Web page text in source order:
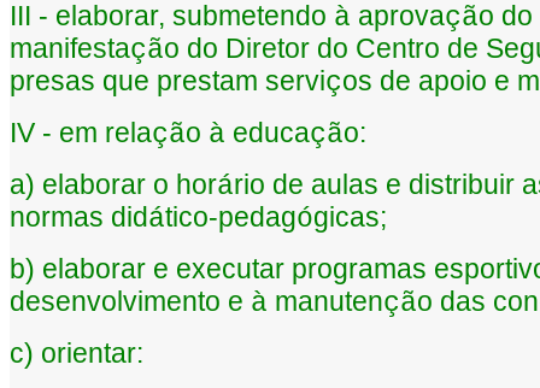
III - elaborar, submetendo à aprovação do
manifestação do Diretor do Centro de
presas que prestam serviços de apoio e
IV - em relação à educação:
a) elaborar o horário de aulas e distribuir
normas didático-pedagógicas;
b) elaborar e executar programas
desenvolvimento e à manutenção das
c) orientar: